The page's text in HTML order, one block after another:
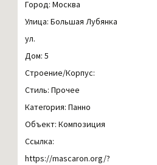
Город: Москва
Улица: Большая Лубянка
ул.
Дом: 5
Строение/Корпус:
Стиль: Прочее
Категория: Панно
Объект: Композиция
Ссылка:
https://mascaron.org/?